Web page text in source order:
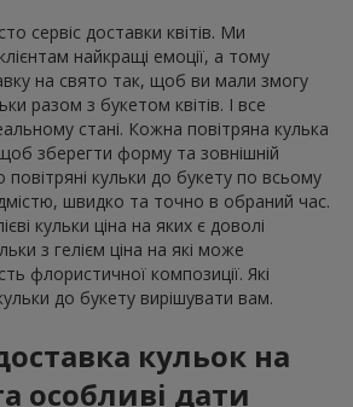
сервіс доставки квітів. Ми
найкращі емоції, а тому
на свято так, щоб ви мали змогу
разом з букетом квітів. І все
стані. Кожна повітряна кулька
зберегти форму та зовнішній
кульки до букету по всьому
швидко та точно в обраний час.
кульки ціна на яких є доволі
з гелієм ціна на які може
флористичної композиції. Які
до букету вирішувати вам.
кульок на
особливі дати